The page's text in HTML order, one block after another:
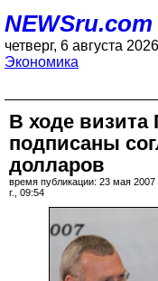
NEWSru.com
четверг, 6 августа 2026
Экономика
В ходе
подписаны
долларов
время публикации: 23 мая 2007
г., 09:54